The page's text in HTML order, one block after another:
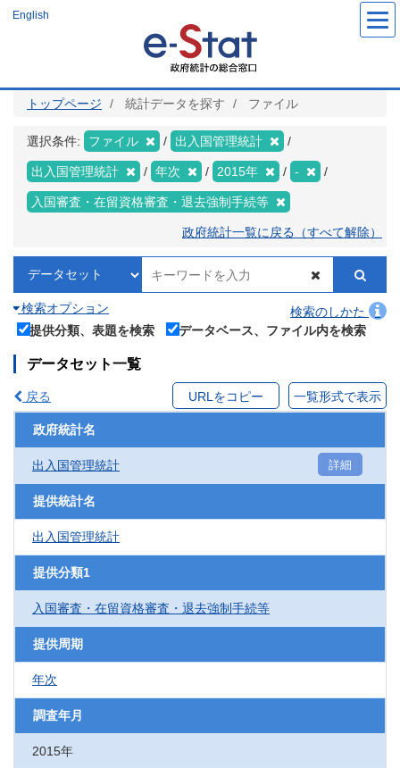
ツ
English
トップページ 統計データを探す ファイル
選択条件: ファイル 出入国管理統計
出入国管理統計 年次 2015年 -
入国審査・在留資格審査・退去強制手続等
政府統計一覧に戻る（すべて解除）
検索オプション
検索のしかた
提供分類、表題を検索
データベース、ファイル内を検索
データセット一覧
戻る URLをコピー 一覧形式で表示
政府統計名
出入国管理統計 詳細
提供統計名
出入国管理統計
提供分類1
入国審査・在留資格審査・退去強制手続等
提供周期
年次
調査年月
2015年